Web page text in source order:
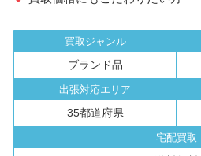
買取ジャンル
ブランド品
出張対応エリア
35都道府県
宅配買取